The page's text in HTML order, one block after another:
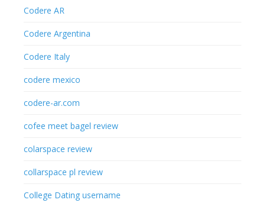
Codere AR
Codere Argentina
Codere Italy
codere mexico
codere-ar.com
cofee meet bagel review
colarspace review
collarspace pl review
College Dating username